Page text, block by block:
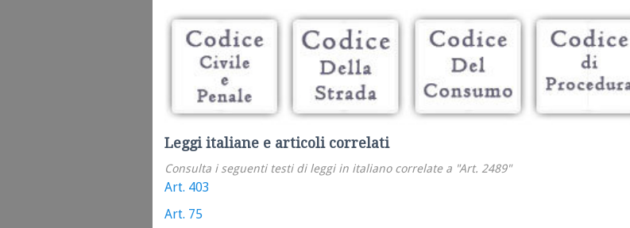
Leggi italiane e articoli correlati
Consulta i seguenti testi di leggi in italiano correlate a "Art. 2489"
Art. 403
Art. 75